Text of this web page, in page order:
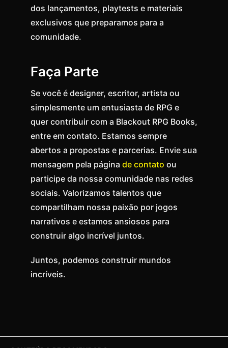
dos lançamentos, playtests e materiais
exclusivos que preparamos para a
comunidade.
Faça Parte
Se você é designer, escritor, artista ou
simplesmente um entusiasta de RPG e
quer contribuir com a Blackout RPG Books,
entre em contato. Estamos sempre
abertos a propostas e parcerias. Envie sua
mensagem pela página de contato ou
participe da nossa comunidade nas redes
sociais. Valorizamos talentos que
compartilham nossa paixão por jogos
narrativos e estamos ansiosos para
construir algo incrível juntos.
Juntos, podemos construir mundos
incríveis.